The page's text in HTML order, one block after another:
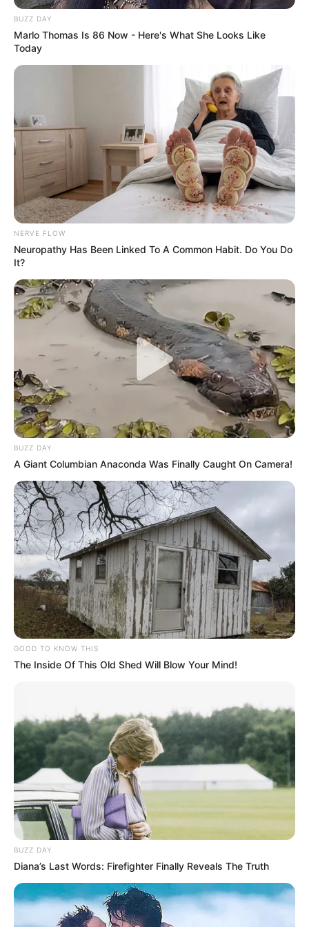
Combate às Endemias receberam
motocicleta.
Agentes de Saúde (ACS e ACE) recebem motocicletas e
ampliam atendimento à população, em Cocalinho.
Atuali zadoem 03.junho.2026.
WhatsApp: Grupos Estaduais |OsAgentes Comunitários de
Saúde (ACS) e os Agentes de Combate às Endemias (ACE)de
Cocalinho, em Mato Grosso, receberam um importante reforço
para o trabalho desenvolvido nas comunidades.
No domingo (31/05), foram entreguesmotocicletas destinadas
aos profissionais da saúde
, iniciativa que busca ampliar a
mobilidade das equipes e fortalecer a Atenção Primária em Saúde
no município.
Primeiro lote faz parte de investimento de R$ 300 mil
A entrega foi realizada durante agenda do
Assembleia Legislativa de Mato Grosso, Max Russi. Os
veículos foram adquiridos com recursos provenientes de uma
emenda parlamentar no valor de R$ 300 mil, destinada
exclusivamente para fortalecer as atividades dos
Agentes de
Saúdeque atuam diretamente junto à população.
Mais motocicletas já estão previstas para os
profissionais
A atual entrega representa apenas parte doinvestimento
programado para o município . Entre as ações previstas estão:
-ad4
💠 Entrega inicial de 10 motocicletas;
BUZZ DAY
Marlo Thomas Is 86 Now - Here's What She Looks Like
Today
NERVE FLOW
Neuropathy Has Been Linked To A Common Habit. Do You Do
It?
BUZZ DAY
A Giant Columbian Anaconda Was Finally Caught On Camera!
GOOD TO KNOW THIS
The Inside Of This Old Shed Will Blow Your Mind!
BUZZ DAY
Diana’s Last Words: Firefighter Finally Reveals The Truth